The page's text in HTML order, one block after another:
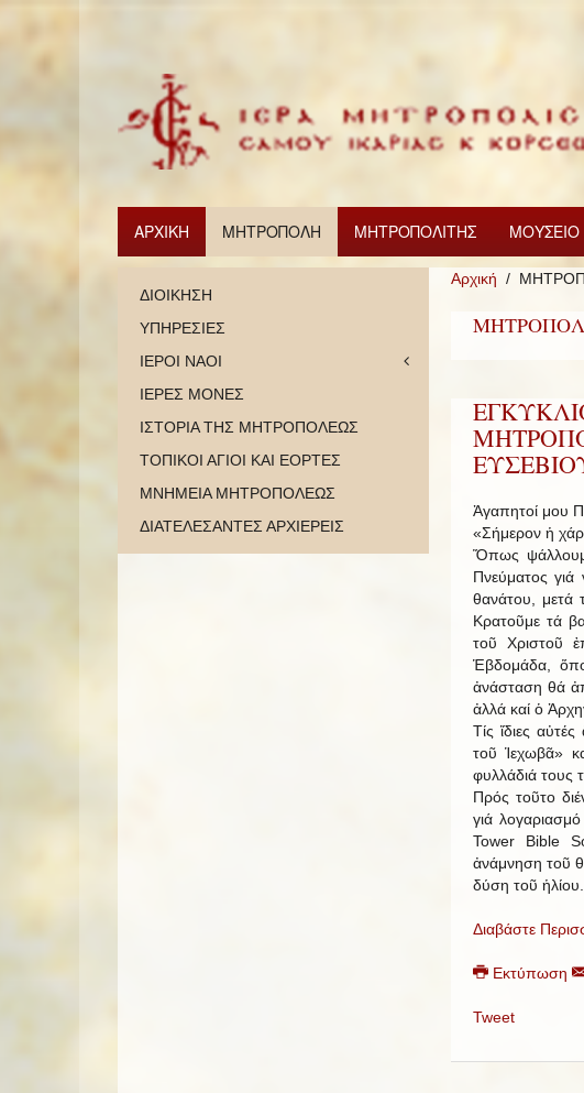
ΑΡΧΙΚΗ ΜΗΤΡΟΠΟΛΗ ΜΗΤΡΟΠΟΛΙΤΗΣ ΜΟΥΣΕΙΟ
Αρχική
Ἀγαπητοί μου
«Σήμερον ἡ
Ὅπως
Πνεύματος
θανάτου, μετά
Κρατοῦμε τά
τοῦ Χριστοῦ
Ἑβδομάδα,
ἀνάσταση θά
ἀλλά καί ὁ
Τίς ἴδιες
τοῦ Ἱεχωβᾶ»
φυλλάδιά τους
Πρός τοῦτο
γιά
Tower Bible
ἀνάμνηση τοῦ
δύση τοῦ ἡλίου.
Διαβάστε
Εκτύπωση
Tweet
ΔΙΟΙΚΗΣΗ
ΥΠΗΡΕΣΙΕΣ
ΙΕΡΟΙ ΝΑΟΙ
ΙΕΡΕΣ ΜΟΝΕΣ
ΙΣΤΟΡΙΑ ΤΗΣ ΜΗΤΡΟΠΟΛΕΩΣ
ΤΟΠΙΚΟΙ ΑΓΙΟΙ ΚΑΙ ΕΟΡΤΕΣ
ΜΝΗΜΕΙΑ ΜΗΤΡΟΠΟΛΕΩΣ
ΔΙΑΤΕΛΕΣΑΝΤΕΣ ΑΡΧΙΕΡΕΙΣ